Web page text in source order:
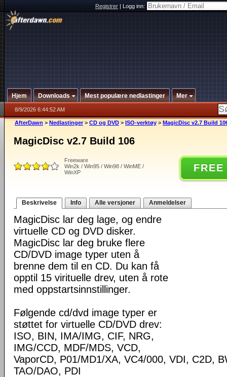
Registrer|Logg inn:
Hjem Downloads Mest populære nedlastinger Mer
8/9/2026 6:44:52 AM
AfterDawn > Nedlastinger > CD og DVD > ISO-verktøy > MagicDisc v2.7 Build
MagicDisc v2.7 Build 106
Freeware
Win2k / Win95 / Win98 / WinME /
WinXP
Beskrivelse Info Alle versjoner Anmeldelser
MagicDisc lar deg lage, og endre
virtuelle CD og DVD disker.
MagicDisc lar deg bruke flere
CD/DVD image typer uten å
brenne dem til en CD. Du kan få
opptil 15 virituelle drev, uten å rote
med oppstartsinnstillinger.
Følgende cd/dvd image typer er
støttet for virtuelle CD/DVD drev:
ISO, BIN, IMA/IMG, CIF, NRG,
IMG/CCD, MDF/MDS, VCD,
VaporCD, P01/MD1/XA, VC4/000, VDI, C2D,
TAO/DAO, PDI